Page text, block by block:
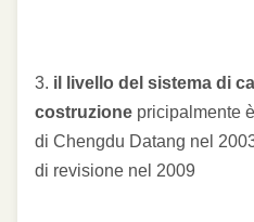
3. il livello del sistema di
costruzione pricipalmente
di Chengdu Datang nel
di revisione nel 2009